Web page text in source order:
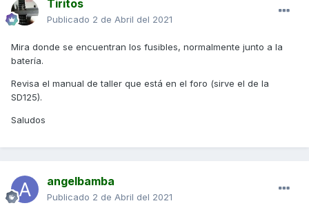
Tiritos
Publicado 2 de Abril del 2021
Mira donde se encuentran los fusibles, normalmente junto a la
batería.
Revisa el manual de taller que está en el foro (sirve el de la
SD125).
Saludos
angelbamba
Publicado 2 de Abril del 2021